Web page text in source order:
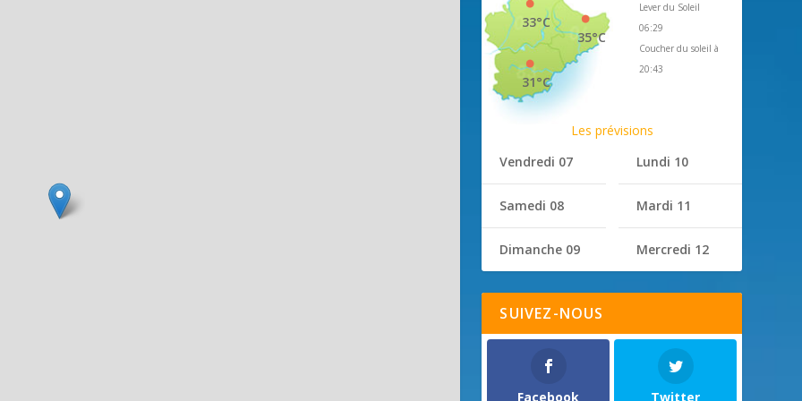
35°C
33°C
31°C
Lever du Soleil
06:29
Coucher du soleil à
20:43
Les prévisions
Vendredi 07
Samedi 08
Dimanche 09
Lundi 10
Mardi 11
Mercredi 12
SUIVEZ-NOUS
Facebook Twitter